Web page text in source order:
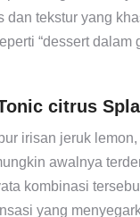
dan tekstur yang
“dessert dalam
citrus
irisan jeruk
awalnya
kombinasi
yang